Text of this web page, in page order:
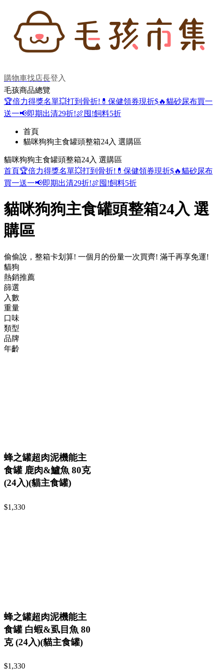
購物車找店長登入
毛孩商品總覽
🏆倍力得獎名單💥打到骨折! 💊保健領券現折$🔥貓砂尿布買一
送一📢即期出清29折!🍖囤!飼料5折
首頁
貓咪狗狗主食罐頭整箱24入 選購區
貓咪狗狗主食罐頭整箱24入 選購區
首頁🏆倍力得獎名單💥打到骨折! 💊保健領券現折$🔥貓砂尿布
買一送一📢即期出清29折!🍖囤!飼料5折
貓咪狗狗主食罐頭整箱24入 選
購區
偷偷說，整箱卡划算! 一個月的份量一次買齊! 滿千再享免運!
貓狗
熱銷推薦
篩選
入數
重量
口味
類型
品牌
年齡
蜂之罐超肉泥機能主
食罐 鹿肉&鱸魚 80克
(24入)(貓主食罐)
$1,330
蜂之罐超肉泥機能主
食罐 白蝦&虱目魚 80
克 (24入)(貓主食罐)
$1,330